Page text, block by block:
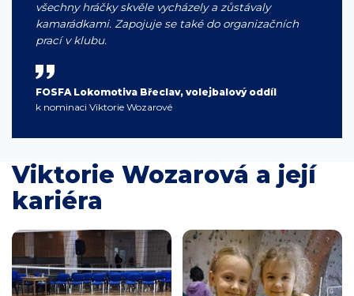
všechny hráčky skvěle vycházely a zůstávaly
kamarádkami. Zapojuje se také do organizačních
prací v klubu.
FOSFA Lokomotiva Břeclav, volejbalový oddíl
k nominaci Viktorie Wozarové
Viktorie Wozarová a její
kariéra